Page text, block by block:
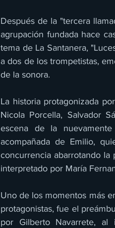
Después de la "tercera
agrupación fundada hace
tema de La Santanera,
a dos de los trompetistas,
de la sonora.
La historia protagonizada
Nicola Porcella, Salvador
escena de la
acompañada de Emilio,
concurrencia abarrotando la
interpretado por María
Uno de los momentos más
protagonistas, fue el
por Gilberto Navarrete,